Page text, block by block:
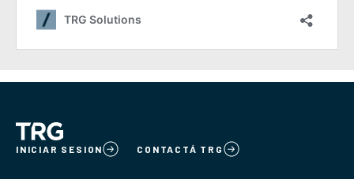
INICIAR SESION CONTACTÁ TRG